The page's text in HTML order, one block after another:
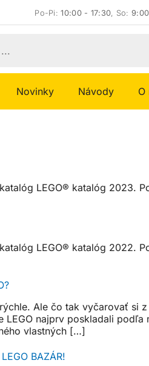
Po-Pi:10:00 - 17:30, So:
Novinky Návody O
LEGO® katalóg 2023.
LEGO® katalóg 2022.
Ale čo tak vyčarovať si
LEGO najprv poskladali
vlastných […]
BAZÁR!